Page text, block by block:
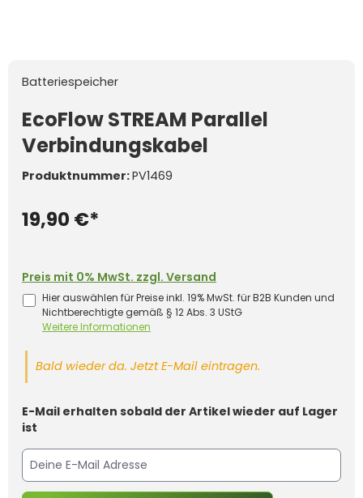
Batteriespeicher
EcoFlow STREAM Parallel
Verbindungskabel
Produktnummer:PV1469
19,90 €*
Preis mit 0% MwSt. zzgl. Versand
Hier auswählen für Preise inkl. 19% MwSt. für B2B Kunden und
Nichtberechtigte gemäß § 12 Abs. 3 UStG
Weitere Informationen
Bald wieder da. Jetzt E-Mail eintragen.
E-Mail erhalten sobald der Artikel wieder auf Lager
ist